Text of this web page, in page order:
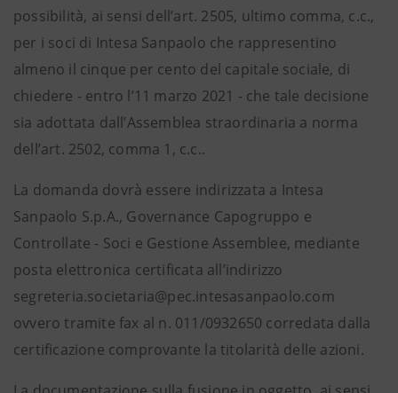
possibilità, ai sensi dell’art. 2505, ultimo comma, c.c.,
per i soci di Intesa Sanpaolo che rappresentino
almeno il cinque per cento del capitale sociale, di
chiedere - entro l’11 marzo 2021 - che tale decisione
sia adottata dall’Assemblea straordinaria a norma
dell’art. 2502, comma 1, c.c..
La domanda dovrà essere indirizzata a Intesa
Sanpaolo S.p.A., Governance Capogruppo e
Controllate - Soci e Gestione Assemblee, mediante
posta elettronica certificata all’indirizzo
segreteria.societaria@pec.intesasanpaolo.com
ovvero tramite fax al n. 011/0932650 corredata dalla
certificazione comprovante la titolarità delle azioni.